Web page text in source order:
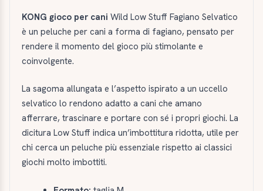
KONG gioco per cani Wild Low Stuff Fagiano Selvatico
è un peluche per cani a forma di fagiano, pensato per
rendere il momento del gioco più stimolante e
coinvolgente.
La sagoma allungata e l’aspetto ispirato a un uccello
selvatico lo rendono adatto a cani che amano
afferrare, trascinare e portare con sé i propri giochi. La
dicitura Low Stuff indica un’imbottitura ridotta, utile per
chi cerca un peluche più essenziale rispetto ai classici
giochi molto imbottiti.